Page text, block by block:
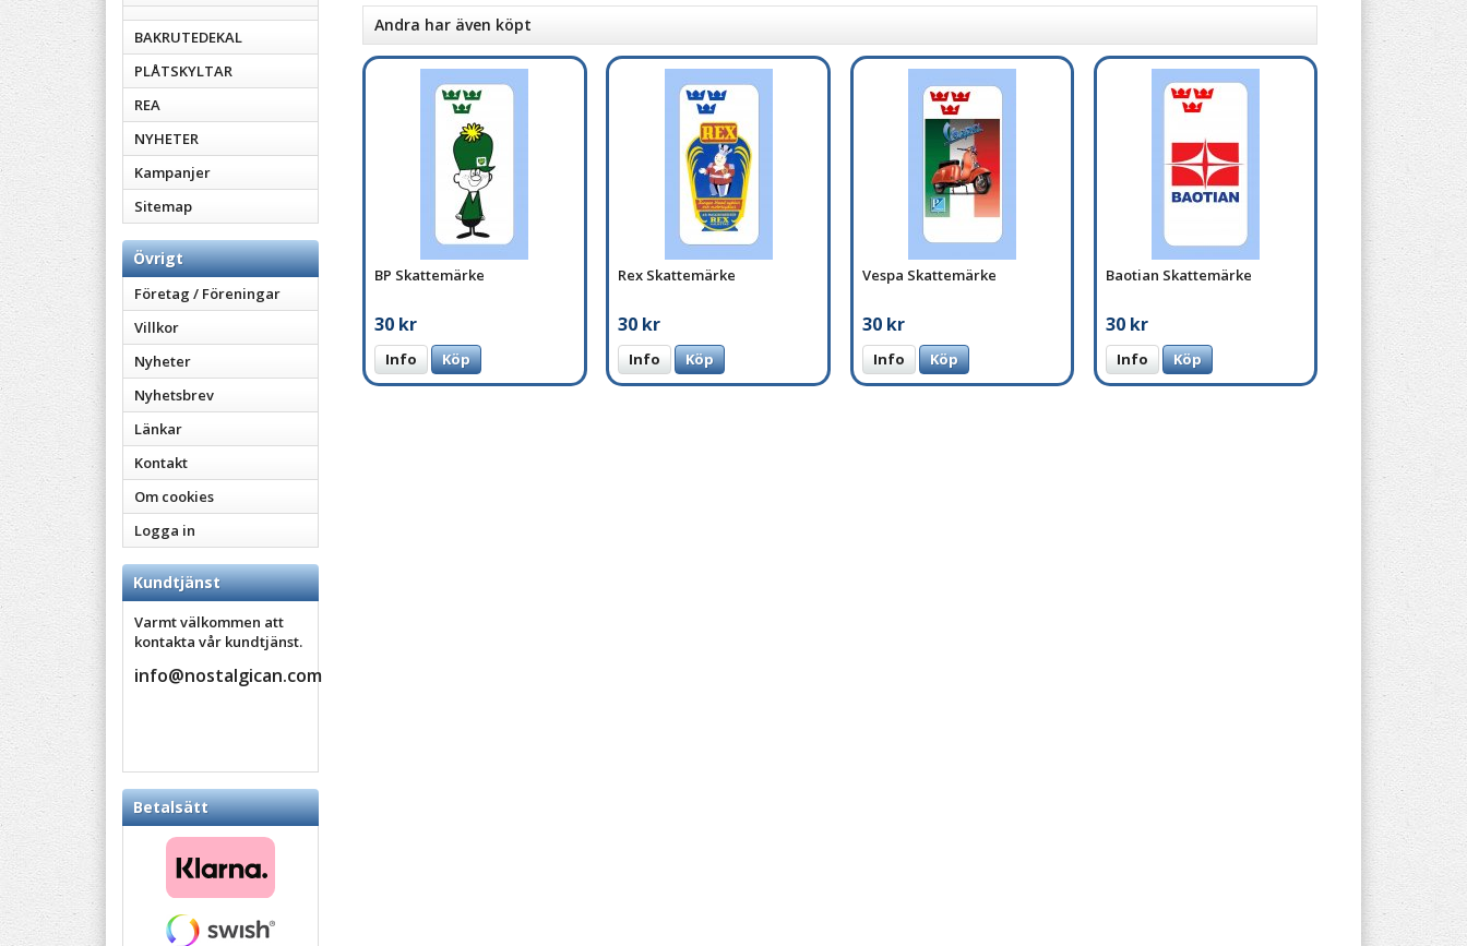
BAKRUTEDEKAL
PLÅTSKYLTAR
REA
NYHETER
Kampanjer
Sitemap
Övrigt
Företag / Föreningar
Villkor
Nyheter
Nyhetsbrev
Länkar
Kontakt
Om cookies
Logga in
Kundtjänst
Varmt välkommen att
kontakta vår kundtjänst.
info@nostalgican.com
Betalsätt
Andra har även köpt
BP Skattemärke
30 kr
Info Köp
Rex Skattemärke
30 kr
Info Köp
Vespa Skattemärke
30 kr
Info Köp
Baotian Skattemärke
30 kr
Info Köp